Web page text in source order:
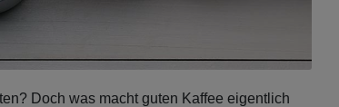
Doch was macht guten Kaffee eigentlich